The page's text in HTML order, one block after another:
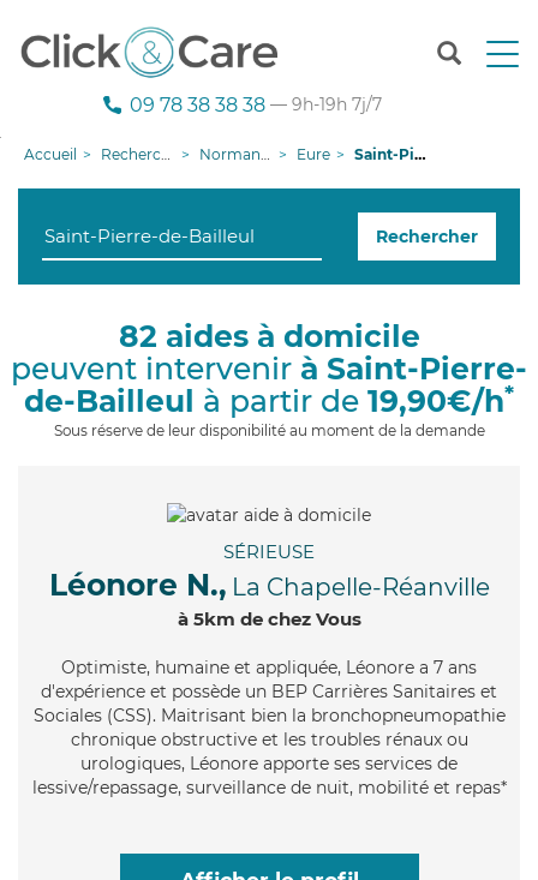
T
n
g
i
o
n
09 78 38 38 38 — 9h-19h 7j/7
Accueil Recherche aide à domicile Normandie Eure Saint-Pierre-de-Bailleul
Rechercher
82 aides à domicile
peuvent intervenir à Saint-Pierre-
de-Bailleul à partir de 19,90€/h*
Sous réserve de leur disponibilité au moment de la demande
SÉRIEUSE
Léonore N., La Chapelle-Réanville
à 5km de chez Vous
Optimiste, humaine et appliquée, Léonore a 7 ans
d'expérience et possède un BEP Carrières Sanitaires et
Sociales (CSS). Maitrisant bien la bronchopneumopathie
chronique obstructive et les troubles rénaux ou
urologiques, Léonore apporte ses services de
lessive/repassage, surveillance de nuit, mobilité et repas*